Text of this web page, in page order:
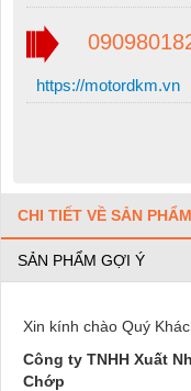
https://motordkm.vn
CHI TIẾT VỀ SẢN PHẨM
SẢN PHẨM GỢI Ý
Xin kính chào Quý
Công ty TNHH Xuất
Chớp